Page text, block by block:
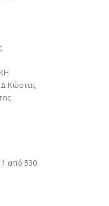
Κώστας
1 από 530